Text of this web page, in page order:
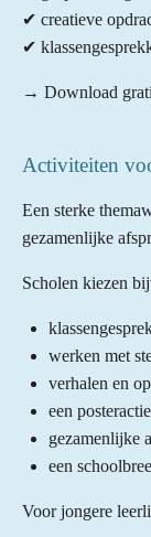
✔ creatieve
✔
→ Download
Activiteiten
Een sterke
gezamenlijke
Scholen kiezen
werken met
verhalen en
een
gezamenlijke
een
Voor jongere